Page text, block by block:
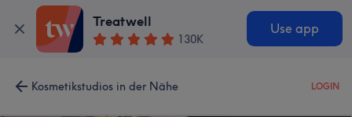
Treatwell
130K
Use app
Kosmetikstudios in der Nähe LOGIN